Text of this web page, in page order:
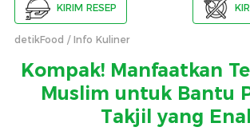
KIRIM RESEP
detikFood Info Kuliner
Kompak! Manfaatkan
Muslim untuk Bantu
Takjil yang